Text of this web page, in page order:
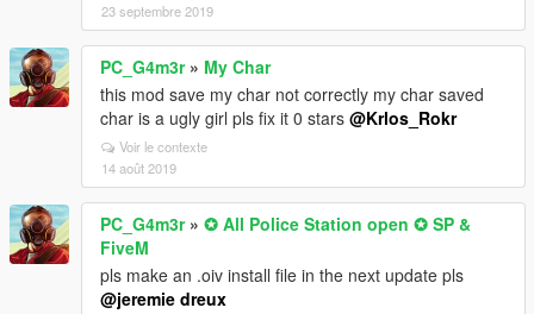
23 septembre 2019
PC_G4m3r» My Char
this mod save my char not correctly my char saved
char is a ugly girl pls fix it 0 stars @Krlos_Rokr
Voir le contexte
14 août 2019
PC_G4m3r» ✪ All Police Station open ✪ SP &
FiveM
pls make an .oiv install file in the next update pls
@jeremie dreux